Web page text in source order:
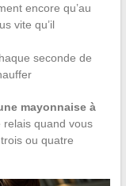
encore qu’au
vite qu’il
seconde de
mayonnaise à
quand vous
ou quatre